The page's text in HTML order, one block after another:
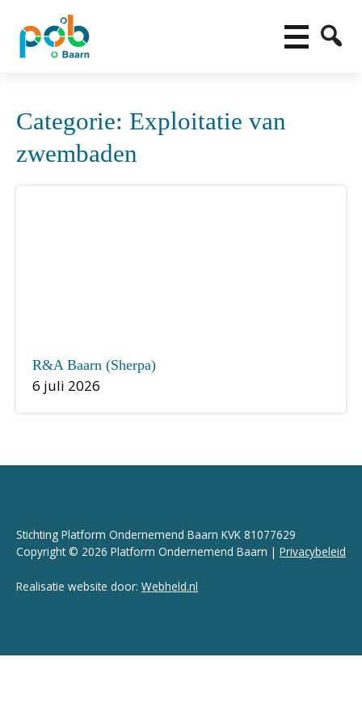
Categorie: Exploitatie van
zwembaden
R&A Baarn (Sherpa)
6 juli 2026
Stichting Platform Ondernemend Baarn KVK 81077629
Copyright © 2026 Platform Ondernemend Baarn | Privacybeleid
Realisatie website door: Webheld.nl